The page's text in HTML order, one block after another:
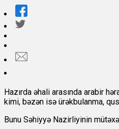
Hazırda əhali arasında arabir
kimi, bəzən isə ürəkbulanma,
Bunu Səhiyyə Nazirliyinin